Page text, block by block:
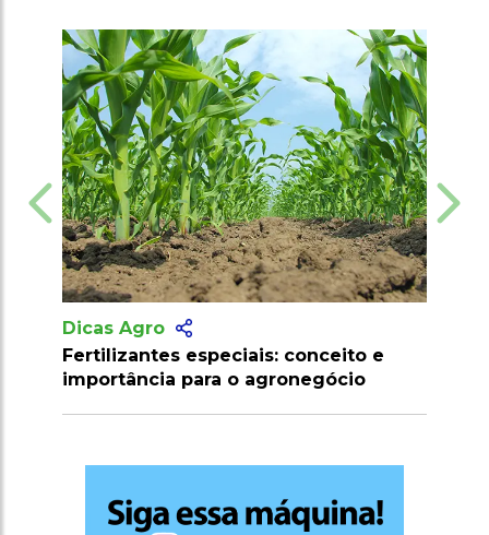
conceito e
Dicas Agro
Cuidados para evitar
defensivos agrícolas na